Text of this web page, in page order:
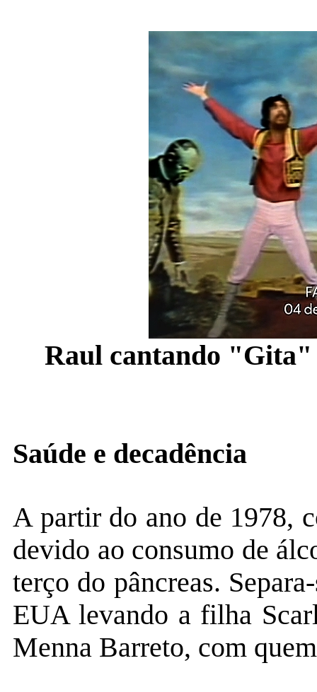
Raul cantando "Gita"
Saúde e decadência
A partir do ano de 1978,
devido ao consumo de
terço do pâncreas.
EUA levando a filha
Menna Barreto, com